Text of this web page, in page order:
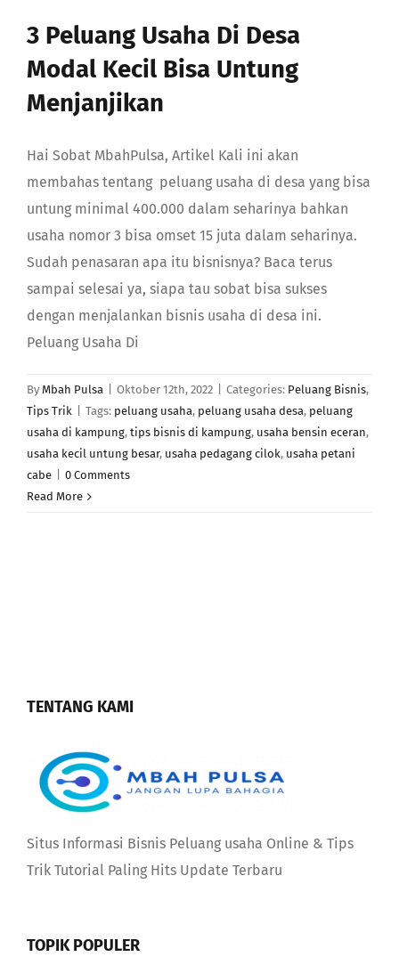
Search
3 Peluang Usaha Di Desa
Modal Kecil Bisa Untung
Menjanjikan
Hai Sobat MbahPulsa, Artikel Kali ini akan
membahas tentang peluang usaha di desa yang bisa
untung minimal 400.000 dalam seharinya bahkan
usaha nomor 3 bisa omset 15 juta dalam seharinya.
Sudah penasaran apa itu bisnisnya? Baca terus
sampai selesai ya, siapa tau sobat bisa sukses
dengan menjalankan bisnis usaha di desa ini.
Peluang Usaha Di
By Mbah Pulsa Oktober 12th, 2022 Categories: Peluang Bisnis,
Tips Trik
Tags: peluang usaha, peluang usaha desa, peluang
usaha di kampung, tips bisnis di kampung, usaha bensin eceran,
usaha kecil untung besar, usaha pedagang cilok, usaha petani
cabe
0 Comments
Read More
TENTANG KAMI
Situs Informasi Bisnis Peluang usaha Online & Tips
Trik Tutorial Paling Hits Update Terbaru
TOPIK POPULER